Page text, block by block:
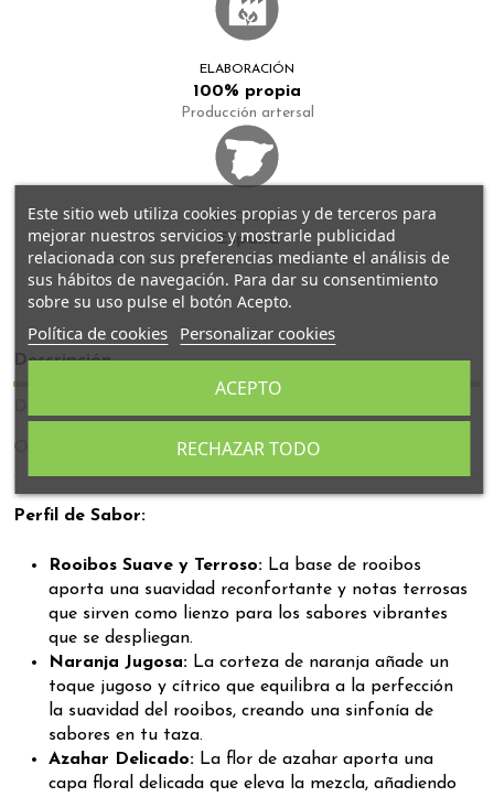
ELABORACIÓN
100% propia
Producción artersal
FABRICADO EN
España
Todos nuestros tés se fabrican en Granada
Descripción
Opiniones
Perfil de Sabor:
Rooibos Suave y Terroso: La base de rooibos
aporta una suavidad reconfortante y notas terrosas
que sirven como lienzo para los sabores vibrantes
que se despliegan.
Naranja Jugosa: La corteza de naranja añade un
toque jugoso y cítrico que equilibra a la perfección
la suavidad del rooibos, creando una sinfonía de
sabores en tu taza.
Azahar Delicado: La flor de azahar aporta una
capa floral delicada que eleva la mezcla, añadiendo
Este sitio web utiliza cookies propias y de terceros para
mejorar nuestros servicios y mostrarle publicidad
relacionada con sus preferencias mediante el análisis de
sus hábitos de navegación. Para dar su consentimiento
sobre su uso pulse el botón Acepto.
Política de cookies Personalizar cookies
RECHAZAR TODO
ACEPTO